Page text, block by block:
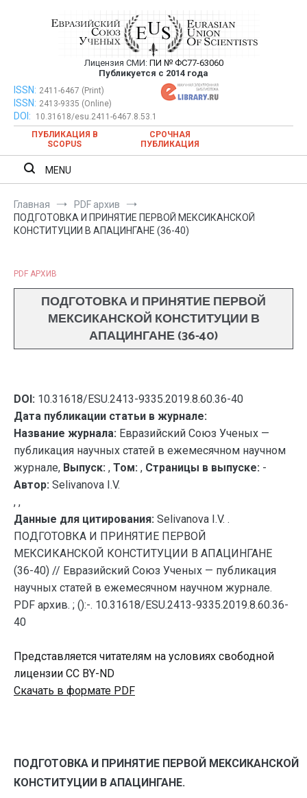
Евразийский Союз Ученых —
публикация научных статей в
ежемесячном научном журнале
Лицензия СМИ: ПИ № ФС77-63060
Публикуется с 2014 года
Евразийский Союз Ученых — публикация научных статей в
ежемесячном научном журнале
ISSN: 2411-6467 (Print)
ISSN: 2413-9335 (Online)
DOI:
10.31618/esu.2411-6467.8.53.1
ПУБЛИКАЦИЯ В
SCOPUS
СРОЧНАЯ
ПУБЛИКАЦИЯ
MENU
Главная
PDF архив
ПОДГОТОВКА И ПРИНЯТИЕ ПЕРВОЙ МЕКСИКАНСКОЙ
КОНСТИТУЦИИ В АПАЦИНГАНЕ (36-40)
PDF АРХИВ
ПОДГОТОВКА И ПРИНЯТИЕ ПЕРВОЙ
МЕКСИКАНСКОЙ КОНСТИТУЦИИ В
АПАЦИНГАНЕ (36-40)
DOI: 10.31618/ESU.2413-9335.2019.8.60.36-40
Дата публикации статьи в журнале:
Название журнала: Евразийский Союз Ученых —
публикация научных статей в ежемесячном научном
журнале, Выпуск: , Том: , Страницы в выпуске: -
Автор: Selivanova I.V.
, ,
Данные для цитирования: Selivanova I.V. .
ПОДГОТОВКА И ПРИНЯТИЕ ПЕРВОЙ
МЕКСИКАНСКОЙ КОНСТИТУЦИИ В АПАЦИНГАНЕ
(36-40) // Евразийский Союз Ученых — публикация
научных статей в ежемесячном научном журнале.
PDF архив. ; ():-. 10.31618/ESU.2413-9335.2019.8.60.36-
40
Представляется читателям на условиях свободной
лицензии CC BY-ND
Скачать в формате PDF
ПОДГОТОВКА И ПРИНЯТИЕ ПЕРВОЙ МЕКСИКАНСКОЙ
КОНСТИТУЦИИ В АПАЦИНГАНЕ.